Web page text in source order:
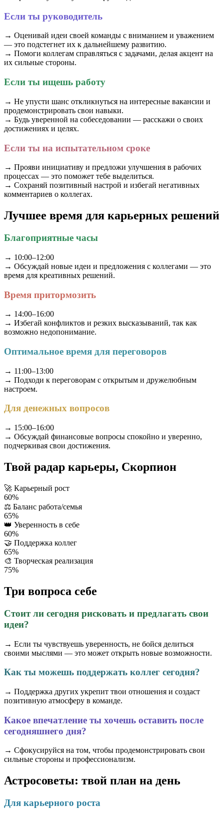
Если ты руководитель
→ Оценивай идеи своей команды с вниманием и уважением
— это подстегнет их к дальнейшему развитию.
→ Помоги коллегам справляться с задачами, делая акцент на
их сильные стороны.
Если ты ищешь работу
→ Не упусти шанс откликнуться на интересные вакансии и
продемонстрировать свои навыки.
→ Будь уверенной на собеседовании — расскажи о своих
достижениях и целях.
Если ты на испытательном сроке
→ Прояви инициативу и предложи улучшения в рабочих
процессах — это поможет тебе выделиться.
→ Сохраняй позитивный настрой и избегай негативных
комментариев о коллегах.
Лучшее время для карьерных решений
Благоприятные часы
→ 10:00–12:00
→ Обсуждай новые идеи и предложения с коллегами — это
время для креативных решений.
Время притормозить
→ 14:00–16:00
→ Избегай конфликтов и резких высказываний, так как
возможно недопонимание.
Оптимальное время для переговоров
→ 11:00–13:00
→ Подходи к переговорам с открытым и дружелюбным
настроем.
Для денежных вопросов
→ 15:00–16:00
→ Обсуждай финансовые вопросы спокойно и уверенно,
подчеркивая свои достижения.
Твой радар карьеры, Скорпион
🚀 Карьерный рост
60%
⚖️ Баланс работа/семья
65%
👑 Уверенность в себе
60%
🤝 Поддержка коллег
65%
🎨 Творческая реализация
75%
Три вопроса себе
Стоит ли сегодня рисковать и предлагать свои
идеи?
→ Если ты чувствуешь уверенность, не бойся делиться
своими мыслями — это может открыть новые возможности.
Как ты можешь поддержать коллег сегодня?
→ Поддержка других укрепит твои отношения и создаст
позитивную атмосферу в команде.
Какое впечатление ты хочешь оставить после
сегодняшнего дня?
→ Сфокусируйся на том, чтобы продемонстрировать свои
сильные стороны и профессионализм.
Астросоветы: твой план на день
Для карьерного роста